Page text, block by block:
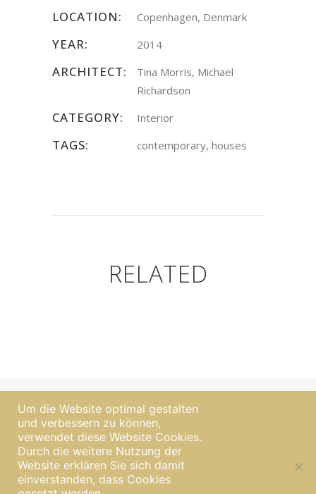
LOCATION: Copenhagen, Denmark
YEAR: 2014
ARCHITECT:
Tina Morris, Michael
Richardson
CATEGORY: Interior
TAGS: contemporary, houses
RELATED
Impressum | Datenschutzerklärung
Um die Website optimal gestalten
und verbessern zu können,
verwendet diese Website Cookies.
Durch die weitere Nutzung der
Website erklären Sie sich damit
einverstanden, dass Cookies